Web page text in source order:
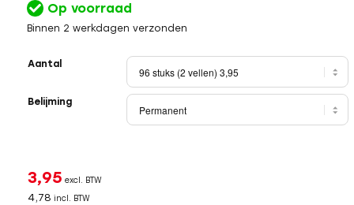
Op voorraad
Binnen 2 werkdagen verzonden
Aantal
Belijming
3,95 excl. BTW
4,78 incl. BTW